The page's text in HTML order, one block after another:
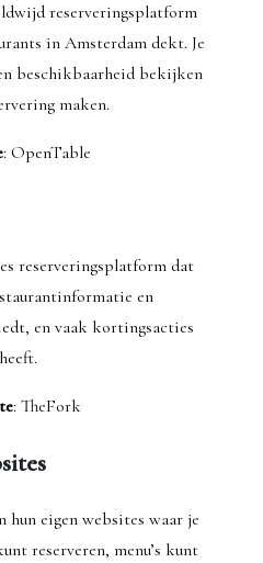
reserveringsplatform
in Amsterdam dekt. Je
beschikbaarheid bekijken
maken.
: OpenTable
reserveringsplatform dat
en
en vaak kortingsacties
heeft.
: TheFork
hun eigen websites waar je
reserveren, menu’s kunt